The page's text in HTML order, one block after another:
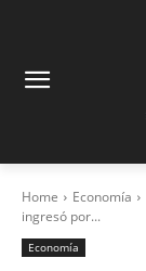
Home Economía
ingresó por...
Economía